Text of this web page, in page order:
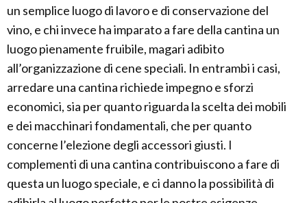
un semplice luogo di lavoro e di conservazione del
vino, e chi invece ha imparato a fare della cantina un
luogo pienamente fruibile, magari adibito
all’organizzazione di cene speciali. In entrambi i casi,
arredare una cantina richiede impegno e sforzi
economici, sia per quanto riguarda la scelta dei mobili
e dei macchinari fondamentali, che per quanto
concerne l’elezione degli accessori giusti. I
complementi di una cantina contribuiscono a fare di
questa un luogo speciale, e ci danno la possibilità di